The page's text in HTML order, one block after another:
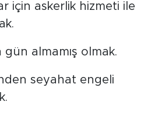
için askerlik hizmeti ile
gün almamış olmak.
seyahat engeli